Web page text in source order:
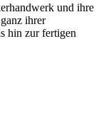
und ihre
ihrer
hin zur fertigen